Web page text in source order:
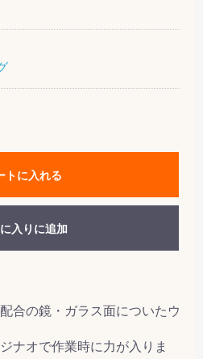
トに入れる
入りに追加
合の鏡・ガラス面についたウ
ナオで作業時に力が入りま